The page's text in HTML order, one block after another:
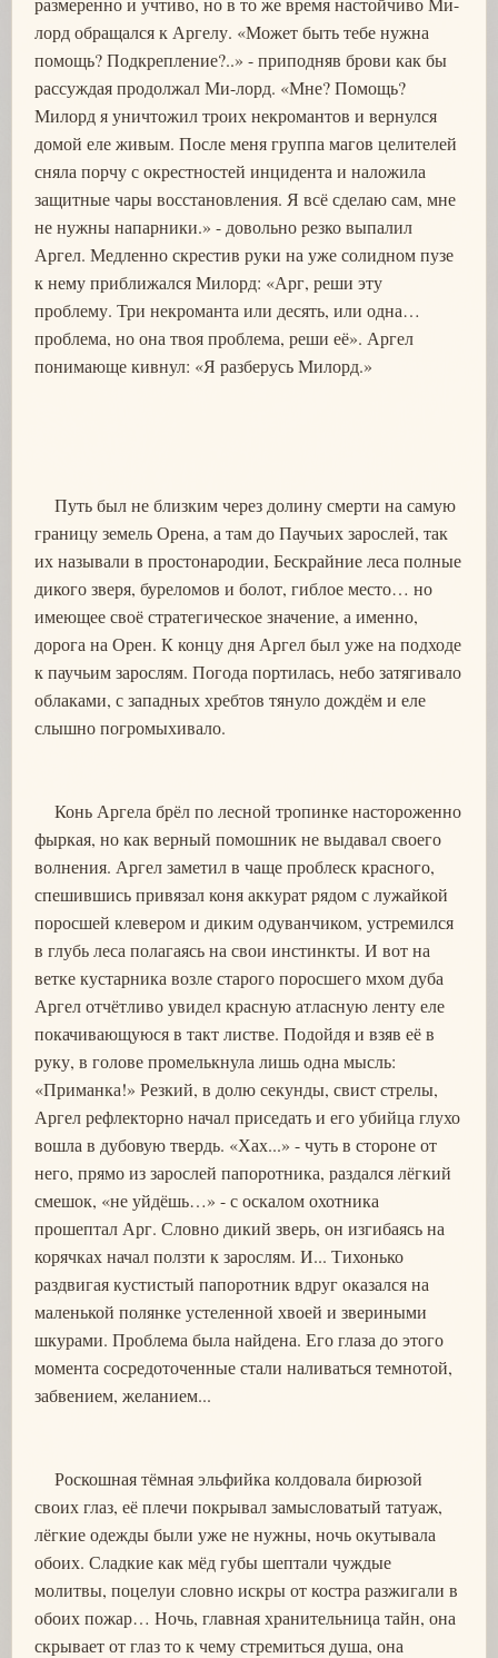
лорд обращался к Аргелу. «Может быть тебе нужна
помощь? Подкрепление?..» - приподняв брови как бы
рассуждая продолжал Ми-лорд. «Мне? Помощь?
Милорд я уничтожил троих некромантов и вернулся
домой еле живым. После меня группа магов целителей
сняла порчу с окрестностей инцидента и наложила
защитные чары восстановления. Я всё сделаю сам, мне
не нужны напарники.» - довольно резко выпалил
Аргел. Медленно скрестив руки на уже солидном пузе
к нему приближался Милорд: «Арг, реши эту
проблему. Три некроманта или десять, или одна…
проблема, но она твоя проблема, реши её». Аргел
понимающе кивнул: «Я разберусь Милорд.»
Путь был не близким через долину смерти на самую
границу земель Орена, а там до Паучьих зарослей, так
их называли в простонародии, Бескрайние леса полные
дикого зверя, буреломов и болот, гиблое место… но
имеющее своё стратегическое значение, а именно,
дорога на Орен. К концу дня Аргел был уже на подходе
к паучьим зарослям. Погода портилась, небо затягивало
облаками, с западных хребтов тянуло дождём и еле
слышно погромыхивало.
Конь Аргела брёл по лесной тропинке настороженно
фыркая, но как верный помошник не выдавал своего
волнения. Аргел заметил в чаще проблеск красного,
спешившись привязал коня аккурат рядом с лужайкой
поросшей клевером и диким одуванчиком, устремился
в глубь леса полагаясь на свои инстинкты. И вот на
ветке кустарника возле старого поросшего мхом дуба
Аргел отчётливо увидел красную атласную ленту еле
покачивающуюся в такт листве. Подойдя и взяв её в
руку, в голове промелькнула лишь одна мысль:
«Приманка!» Резкий, в долю секунды, свист стрелы,
Аргел рефлекторно начал приседать и его убийца глухо
вошла в дубовую твердь. «Хах...» - чуть в стороне от
него, прямо из зарослей папоротника, раздался лёгкий
смешок, «не уйдёшь…» - с оскалом охотника
прошептал Арг. Словно дикий зверь, он изгибаясь на
корячках начал ползти к зарослям. И... Тихонько
раздвигая кустистый папоротник вдруг оказался на
маленькой полянке устеленной хвоей и звериными
шкурами. Проблема была найдена. Его глаза до этого
момента сосредоточенные стали наливаться темнотой,
забвением, желанием...
Роскошная тёмная эльфийка колдовала бирюзой
своих глаз, её плечи покрывал замысловатый татуаж,
лёгкие одежды были уже не нужны, ночь окутывала
обоих. Сладкие как мёд губы шептали чуждые
молитвы, поцелуи словно искры от костра разжигали в
обоих пожар… Ночь, главная хранительница тайн, она
скрывает от глаз то к чему стремиться душа, она